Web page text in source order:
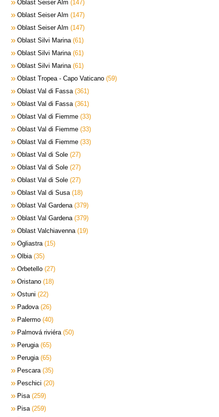
Oblast Seiser Alm
147
Oblast Seiser Alm
147
Oblast Seiser Alm
147
Oblast Silvi Marina 61
Oblast Silvi Marina 61
Oblast Silvi Marina 61
Oblast Tropea - Capo Vaticano 59
Oblast Val di Fassa 361
Oblast Val di Fassa 361
Oblast Val di Fiemme 33
Oblast Val di Fiemme 33
Oblast Val di Fiemme 33
Oblast Val di Sole 27
Oblast Val di Sole 27
Oblast Val di Sole 27
Oblast Val di Susa 18
Oblast Val Gardena 379
Oblast Val Gardena 379
Oblast Valchiavenna 19
Ogliastra 15
Olbia 35
Orbetello 27
Oristano 18
Ostuni 22
Padova 26
Palermo 40
Palmová riviéra 50
Perugia 65
Perugia 65
Pescara 35
Peschici 20
Pisa 259
Pisa 259